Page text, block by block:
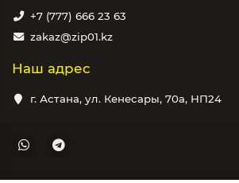
+7 (777) 666 23 63
zakaz@zip01.kz
Наш адрес
г. Астана, ул. Кенесары, 70а, НП24